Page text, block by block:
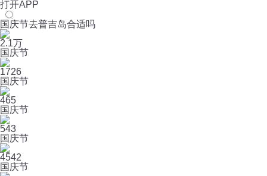
打开APP
国庆节去普吉岛合适吗
2.1万
国庆节
1726
国庆节
465
国庆节
543
国庆节
4542
国庆节